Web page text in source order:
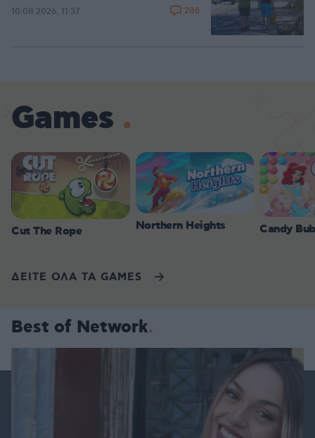
10.08.2026, 11:37 286
Games
Cut The Rope Northern Heights Candy
ΔΕΙΤΕ ΟΛΑ ΤΑ GAMES
Best of Network